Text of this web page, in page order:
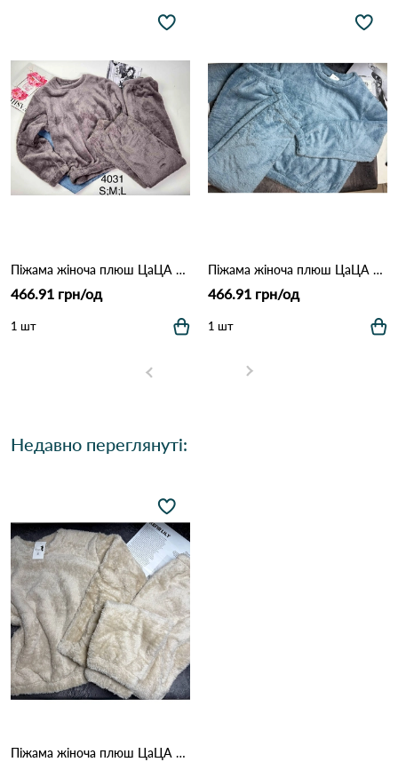
Піжама жіноча плюш ЦаЦА 4031 Сірий
466.91 грн/од
1 шт
Піжама жіноча плюш ЦаЦА 4031 блакитний
466.91 грн/од
1 шт
Недавно переглянуті:
Піжама жіноча плюш ЦаЦА 4031 Бежевий